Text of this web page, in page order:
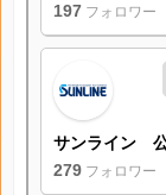
197 フォロワー
サンライン
279 フォロワー